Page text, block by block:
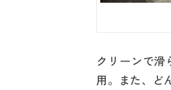
クリーンで滑
用。また、ど